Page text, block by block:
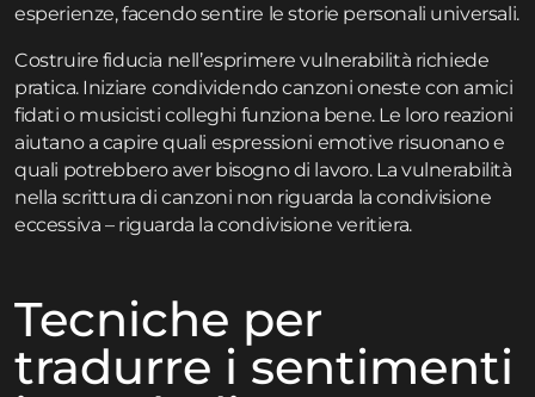
esperienze, facendo sentire le storie personali universali.
Costruire fiducia nell’esprimere vulnerabilità richiede
pratica. Iniziare condividendo canzoni oneste con amici
fidati o musicisti colleghi funziona bene. Le loro reazioni
aiutano a capire quali espressioni emotive risuonano e
quali potrebbero aver bisogno di lavoro. La vulnerabilità
nella scrittura di canzoni non riguarda la condivisione
eccessiva – riguarda la condivisione veritiera.
Tecniche per
tradurre i sentimenti